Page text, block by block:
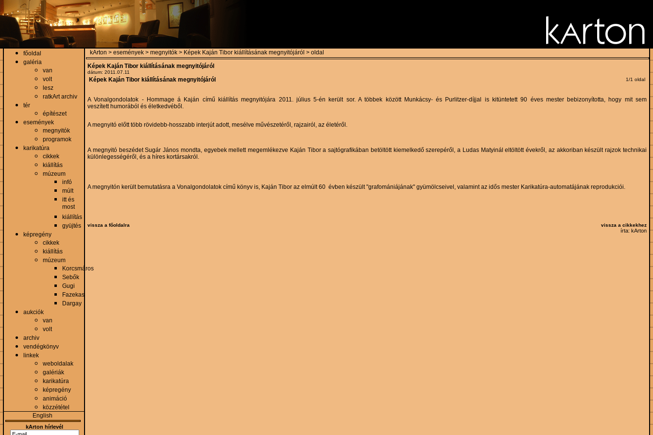
főoldal
galéria
van
volt
lesz
ratkArt archiv
tér
építészet
események
megnyitók
programok
karikatúra
cikkek
kiállítás
múzeum
infó
múlt
itt és
most
kiállítás
gyüjtés
képregény
cikkek
kiállítás
múzeum
Korcsmáros
Sebők
Gugi
Fazekas
Dargay
aukciók
van
volt
archiv
vendégkönyv
linkek
weboldalak
galériák
karikatúra
képregény
animáció
közzététel
English
kArton hírlevél
kArton > események > megnyitók > Képek Kaján Tibor kiállításának megnyitójáról > oldal
Képek Kaján Tibor kiállításának megnyitójáról
dátum: 2011.07.11
Képek Kaján Tibor kiállításának megnyitójáról 1/1 oldal
A Vonalgondolatok - Hommage á Kaján című kiállítás megnyitójára 2011. július 5-én került sor. A többek között Munkácsy- és Purlitzer-díjjal is kitüntetett 90 éves mester bebizonyította, hogy mit sem
veszített humorából és életkedvéből.
A megnyitó előtt több rövidebb-hosszabb interjút adott, mesélve művészetéről, rajzairól, az életéről.
A megnyitó beszédet Sugár János mondta, egyebek mellett megemlékezve Kaján Tibor a sajtógrafikában betöltött kiemelkedő szerepéről, a Ludas Matyinál eltöltött évekről, az akkoriban készült rajzok technikai
különlegességéről, és a híres kortársakról.
A megnyitón került bemutatásra a Vonalgondolatok című könyv is, Kaján Tibor az elmúlt 60 évben készült "grafomániájának" gyümölcseivel, valamint az idős mester Karikatúra-automatájának reprodukciói.
vissza a főoldalra vissza a cikkekhez
írta: kArton